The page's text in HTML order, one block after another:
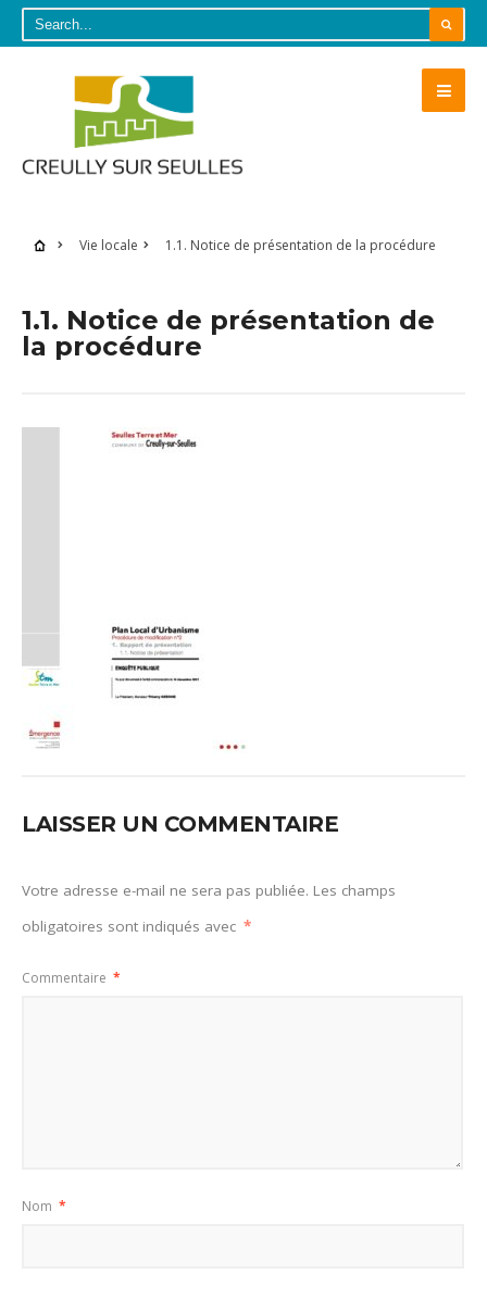
Vie locale 1.1. Notice de présentation de la procédure
1.1. Notice de présentation de
la procédure
LAISSER UN COMMENTAIRE
Votre adresse e-mail ne sera pas publiée. Les champs
obligatoires sont indiqués avec *
Commentaire *
Nom *